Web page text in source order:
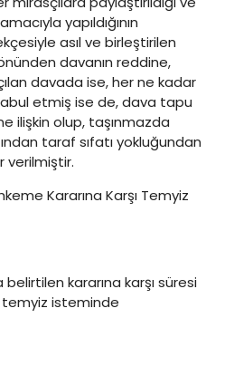
yapıldığının
asıl ve birleştirilen
davanın reddine,
davada ise, her ne kadar
etmiş ise de, dava tapu
ilişkin olup, taşınmazda
taraf sıfatı yokluğundan
verilmiştir.
Kararına Karşı Temyiz
kararına karşı süresi
temyiz isteminde